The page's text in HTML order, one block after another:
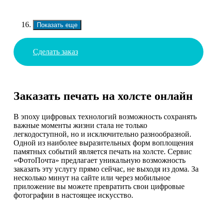
Показать еще
Сделать заказ
Заказать печать на холсте онлайн
В эпоху цифровых технологий возможность сохранять
важные моменты жизни стала не только
легкодоступной, но и исключительно разнообразной.
Одной из наиболее выразительных форм воплощения
памятных событий является печать на холсте. Сервис
«ФотоПочта» предлагает уникальную возможность
заказать эту услугу прямо сейчас, не выходя из дома. За
несколько минут на сайте или через мобильное
приложение вы можете превратить свои цифровые
фотографии в настоящее искусство.